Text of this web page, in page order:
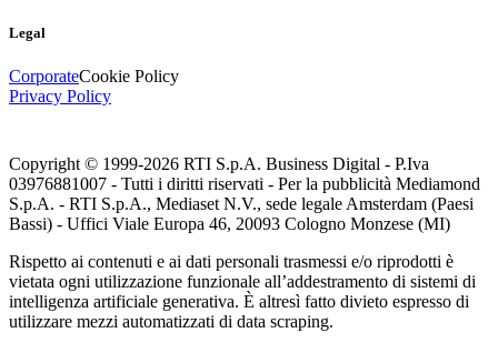
Legal
CorporateCookie Policy
Privacy Policy
Copyright © 1999-2026 RTI S.p.A. Business Digital - P.Iva
03976881007 - Tutti i diritti riservati - Per la pubblicità Mediamond
S.p.A. - RTI S.p.A., Mediaset N.V., sede legale Amsterdam (Paesi
Bassi) - Uffici Viale Europa 46, 20093 Cologno Monzese (MI)
Rispetto ai contenuti e ai dati personali trasmessi e/o riprodotti è
vietata ogni utilizzazione funzionale all’addestramento di sistemi di
intelligenza artificiale generativa. È altresì fatto divieto espresso di
utilizzare mezzi automatizzati di data scraping.